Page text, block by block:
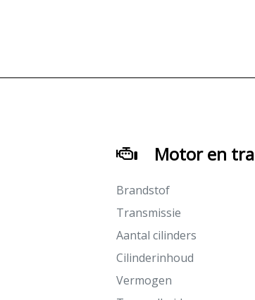
Motor en
Brandstof
Transmissie
Aantal cilinders
Cilinderinhoud
Vermogen